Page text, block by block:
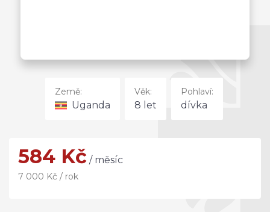
Země:
Uganda
Věk:
8 let
Pohlaví:
dívka
584 Kč / měsíc
7 000 Kč / rok